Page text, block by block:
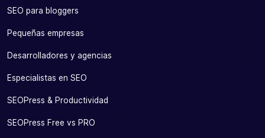
SEO para bloggers
Pequeñas empresas
Desarrolladores y agencias
Especialistas en SEO
SEOPress & Productividad
SEOPress Free vs PRO